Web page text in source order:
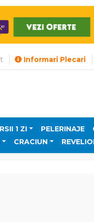
Informari Plecari
1 ZI PELERINAJE
CRACIUN